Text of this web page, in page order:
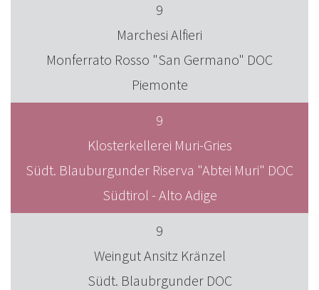
9
Marchesi Alfieri
Monferrato Rosso "San Germano" DOC
Piemonte
9
Klosterkellerei Muri-Gries
Südt. Blauburgunder Riserva "Abtei Muri" DOC
Südtirol - Alto Adige
9
Weingut Ansitz Kränzel
Südt. Blaubrgunder DOC